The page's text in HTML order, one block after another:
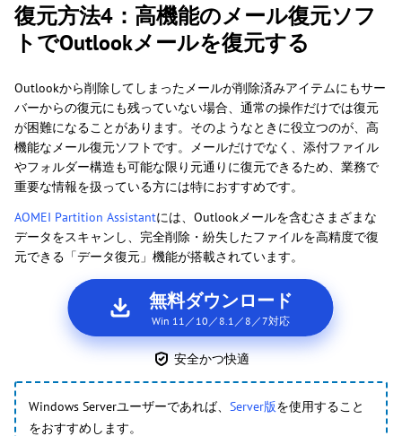
復元方法4：高機能のメール復元ソフ
トでOutlookメールを復元する
Outlookから削除してしまったメールが削除済みアイテムにもサー
バーからの復元にも残っていない場合、通常の操作だけでは復元
が困難になることがあります。そのようなときに役立つのが、高
機能なメール復元ソフトです。メールだけでなく、添付ファイル
やフォルダー構造も可能な限り元通りに復元できるため、業務で
重要な情報を扱っている方には特におすすめです。
AOMEI Partition Assistantには、Outlookメールを含むさまざまな
データをスキャンし、完全削除・紛失したファイルを高精度で復
元できる「データ復元」機能が搭載されています。
無料ダウンロード
Win 11／10／8.1／8／7対応
安全かつ快適
Windows Serverユーザーであれば、 Server版を使用すること
をおすすめします。